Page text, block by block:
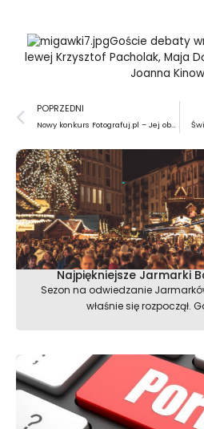
Goście debaty
lewej Krzysztof Pacholak, Maja
Joanna
Prev
POPRZEDNI
Nowy konkurs Fotografuj.pl – Jej obraz, jej portret
Najpiękniejsze Jarmarki
Sezon na odwiedzanie
właśnie się rozpoczął.